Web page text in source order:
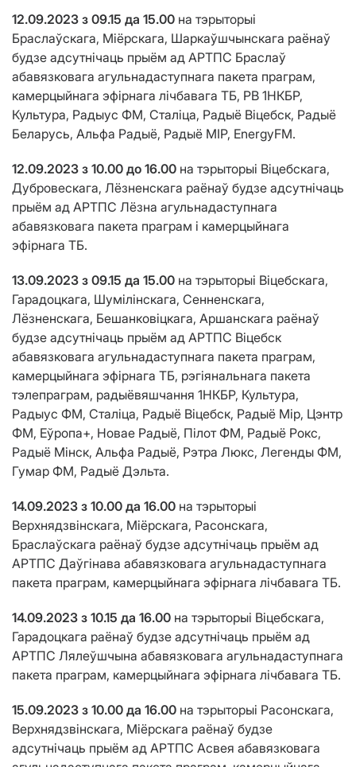
12.09.2023 з 09.15 да 15.00 на тэрыторыі
Браслаўскага, Міёрскага, Шаркаўшчынскага раёнаў
будзе адсутнічаць прыём ад АРТПС Браслаў
абавязковага агульнадаступнага пакета праграм,
камерцыйнага эфірнага лічбавага ТБ, РВ 1НКБР,
Культура, Радыус ФМ, Сталіца, Радыё Віцебск, Радыё
Беларусь, Альфа Радыё, Радыё МІР, EnergyFM.
12.09.2023 з 10.00 до 16.00 на тэрыторыі Віцебскага,
Дубровескага, Лёзненскага раёнаў будзе адсутнічаць
прыём ад АРТПС Лёзна агульнадаступнага
абавязковага пакета праграм і камерцыйнага
эфірнага ТБ.
13.09.2023 з 09.15 да 15.00 на тэрыторыі Віцебскага,
Гарадоцкага, Шумілінскага, Сенненскага,
Лёзненскага, Бешанковіцкага, Аршанскага раёнаў
будзе адсутнічаць прыём ад АРТПС Віцебск
абавязковага агульнадаступнага пакета праграм,
камерцыйнага эфірнага ТБ, рэгіянальнага пакета
тэлепраграм, радыёвяшчання 1НКБР, Культура,
Радыус ФМ, Сталіца, Радыё Віцебск, Радыё Мір, Цэнтр
ФМ, Еўропа+, Новае Радыё, Пілот ФМ, Радыё Рокс,
Радыё Мінск, Альфа Радыё, Рэтра Люкс, Легенды ФМ,
Гумар ФМ, Радыё Дэльта.
14.09.2023 з 10.00 да 16.00 на тэрыторыі
Верхнядзвінскага, Міёрскага, Расонскага,
Браслаўскага раёнаў будзе адсутнічаць прыём ад
АРТПС Даўгінава абавязковага агульнадаступнага
пакета праграм, камерцыйнага эфірнага лічбавага ТБ.
14.09.2023 з 10.15 да 16.00 на тэрыторыі Віцебскага,
Гарадоцкага раёнаў будзе адсутнічаць прыём ад
АРТПС Лялеўшчына абавязковага агульнадаступнага
пакета праграм, камерцыйнага эфірнага лічбавага ТБ.
15.09.2023 з 10.00 да 16.00 на тэрыторыі Расонскага,
Верхнядзвінскага, Міёрскага раёнаў будзе
адсутнічаць прыём ад АРТПС Асвея абавязковага